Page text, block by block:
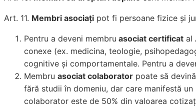
Art. 11. Membri asociați pot fi persoane fizice și
Pentru a deveni membru asociat certificat al
conexe (ex. medicina, teologie,
cognitive și comportamentale. Pentru a
Membru asociat colaborator poate să
fără studii în domeniu, dar care manifestă
colaborator este de 50% din valoarea